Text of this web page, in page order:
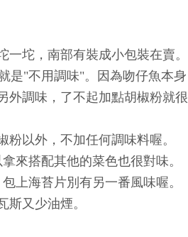
坨，南部有裝成小包裝在賣。
是"不用調味"。因為吻仔魚本身
外調味，了不起加點胡椒粉就很
以外，不加任何調味料喔。
來搭配其他的菜色也很對味。
上海苔片別有另一番風味喔。
斯又少油煙。